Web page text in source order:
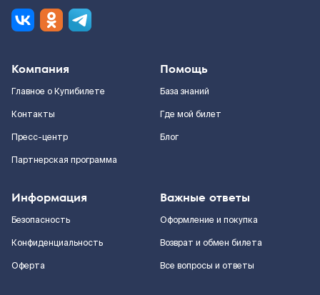
Компания
Главное о Купибилете
Контакты
Пресс-центр
Партнерская программа
Помощь
База знаний
Где мой билет
Блог
Информация
Безопасность
Конфиденциальность
Оферта
Важные ответы
Оформление и покупка
Возврат и обмен билета
Все вопросы и ответы